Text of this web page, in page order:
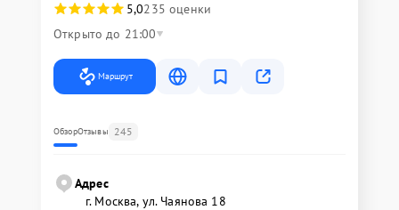
5,0235 оценки
Открыто до 21:00
Маршрут
ОбзорОтзывы 245
Адрес
г. Москва, ул. Чаянова 18